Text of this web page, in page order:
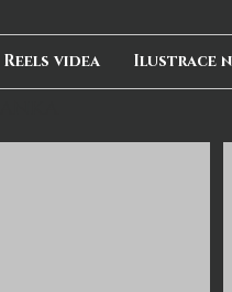
Reels videa Ilustrace